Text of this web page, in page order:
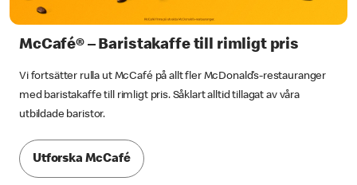
McCafé® – Baristakaffe till rimligt pris
Vi fortsätter rulla ut McCafé på allt fler McDonald’s-restauranger
med baristakaffe till rimligt pris. Såklart alltid tillagat av våra
utbildade baristor.
Utforska McCafé